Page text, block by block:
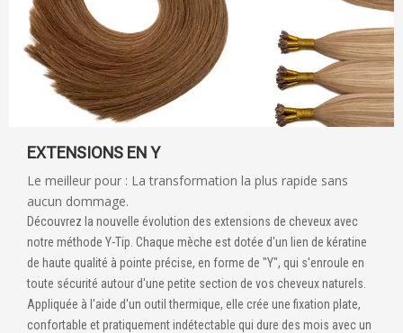
EXTENSIONS EN Y
Le meilleur pour : La transformation la plus rapide sans
aucun dommage.
Découvrez la nouvelle évolution des extensions de cheveux avec
notre méthode Y-Tip. Chaque mèche est dotée d'un lien de kératine
de haute qualité à pointe précise, en forme de "Y", qui s'enroule en
toute sécurité autour d'une petite section de vos cheveux naturels.
Appliquée à l'aide d'un outil thermique, elle crée une fixation plate,
confortable et pratiquement indétectable qui dure des mois avec un